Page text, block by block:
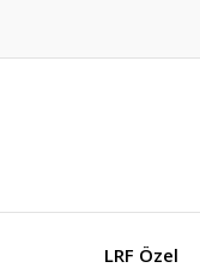
LRF Özel